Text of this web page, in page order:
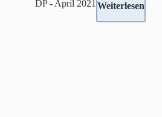
DP - April 2021 Weiterlesen